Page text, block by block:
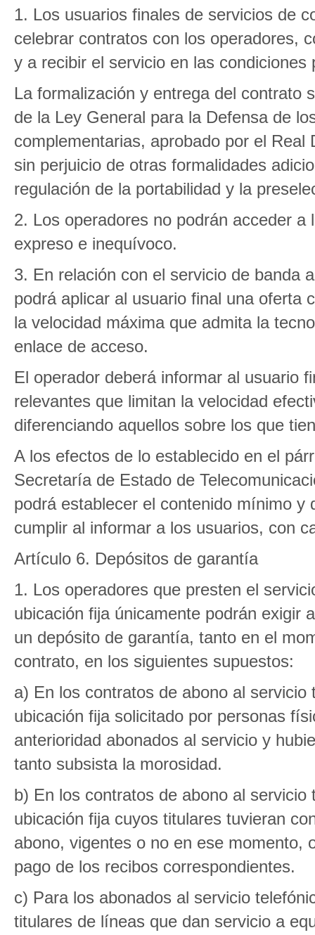
1. Los usuarios finales de servicios de
celebrar contratos con los operadores,
y a recibir el servicio en las condiciones
La formalización y entrega del contrato
de la Ley General para la Defensa de
complementarias, aprobado por el
sin perjuicio de otras formalidades
regulación de la portabilidad y la
2. Los operadores no podrán acceder
expreso e inequívoco.
3. En relación con el servicio de banda
podrá aplicar al usuario final una oferta
la velocidad máxima que admita la
enlace de acceso.
El operador deberá informar al usuario
relevantes que limitan la velocidad
diferenciando aquellos sobre los que
A los efectos de lo establecido en el
Secretaría de Estado de
podrá establecer el contenido mínimo y
cumplir al informar a los usuarios, con
Artículo 6. Depósitos de garantía
1. Los operadores que presten el
ubicación fija únicamente podrán exigir
un depósito de garantía, tanto en el
contrato, en los siguientes supuestos:
a) En los contratos de abono al
ubicación fija solicitado por personas
anterioridad abonados al servicio y
tanto subsista la morosidad.
b) En los contratos de abono al
ubicación fija cuyos titulares tuvieran
abono, vigentes o no en ese momento,
pago de los recibos correspondientes.
c) Para los abonados al servicio
titulares de líneas que dan servicio a